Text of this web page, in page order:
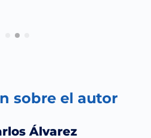
sobre el autor
Álvarez